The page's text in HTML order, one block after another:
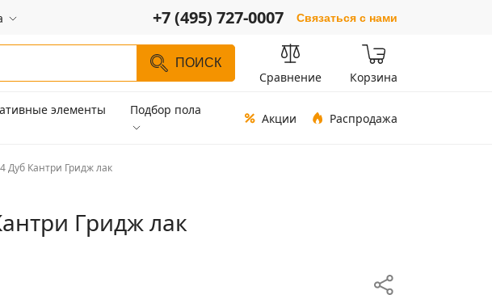
+7 (495) 727-0007 Связаться с нами
ПОИСК
Сравнение Корзина
элементы Подбор пола
Акции Распродажа
Дуб Кантри Гридж лак
Гридж лак